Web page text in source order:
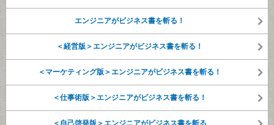
エンジニアがビジネス書を斬る！
＜経営版＞エンジニアがビジネス書を斬る！
＜マーケティング版＞エンジニアがビジネス書を斬る！
＜仕事術版＞エンジニアがビジネス書を斬る！
＜自己啓発版＞エンジニアがビジネス書を斬る